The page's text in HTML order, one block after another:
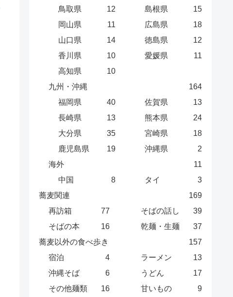
鳥取県
12 島根県
15
岡山県
11 広島県
18
山口県
14 徳島県
12
香川県
10 愛媛県
11
高知県
10
九州・沖縄
164
福岡県
40 佐賀県
13
長崎県
13 熊本県
24
大分県
35 宮崎県
18
鹿児島県
19 沖縄県
2
海外
11
中国
8 タイ
3
蕎麦関連
169
再訪箱
77 そばの話し
39
そばの本
16 乾麺・生麺
37
蕎麦以外の食べ歩き
157
宿泊
4 ラーメン
13
沖縄そば
6 うどん
17
その他麺類
16 甘いもの 9